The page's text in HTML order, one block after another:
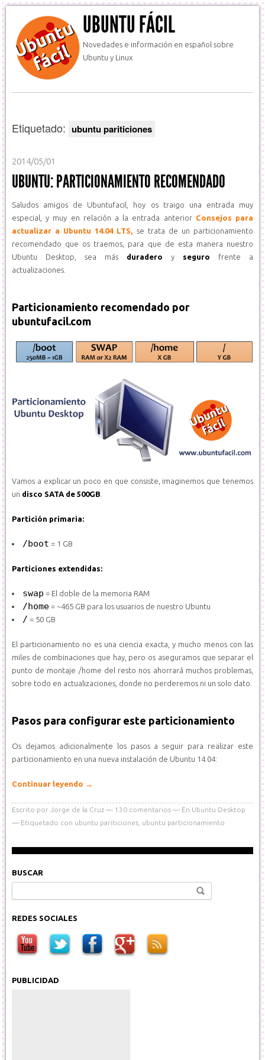
UBUNTU FÁCIL
Novedades e información en español sobre
Ubuntu y Linux
Etiquetado: ubuntu pariticiones
2014/05/01
UBUNTU: PARTICIONAMIENTO RECOMENDADO
Saludos amigos de Ubuntufacil, hoy os traigo una entrada muy
especial, y muy en relación a la entrada anterior Consejos para
actualizar a Ubuntu 14.04 LTS, se trata de un particionamiento
recomendado que os traemos, para que de esta manera nuestro
Ubuntu Desktop, sea más duradero y seguro frente a
actualizaciones.
Particionamiento recomendado por
ubuntufacil.com
Vamos a explicar un poco en que consiste, imaginemos que tenemos
un disco SATA de 500GB
Partición primaria:
/boot = 1 GB
Particiones extendidas:
swap = El doble de la memoria RAM
/home = ~465 GB para los usuarios de nuestro Ubuntu
/ = 50 GB
El particionamiento no es una ciencia exacta, y mucho menos con las
miles de combinaciones que hay, pero os aseguramos que separar el
punto de montaje /home del resto nos ahorrará muchos problemas,
sobre todo en actualizaciones, donde no perderemos ni un solo dato.
Pasos para configurar este particionamiento
Os dejamos adicionalmente los pasos a seguir para realizar este
particionamiento en una nueva instalación de Ubuntu 14.04:
Continuar leyendo →
Escrito por Jorge de la Cruz 130 comentarios En Ubuntu Desktop
Etiquetado con ubuntu pariticiones ubuntu particionamiento
BUSCAR
REDES SOCIALES
PUBLICIDAD